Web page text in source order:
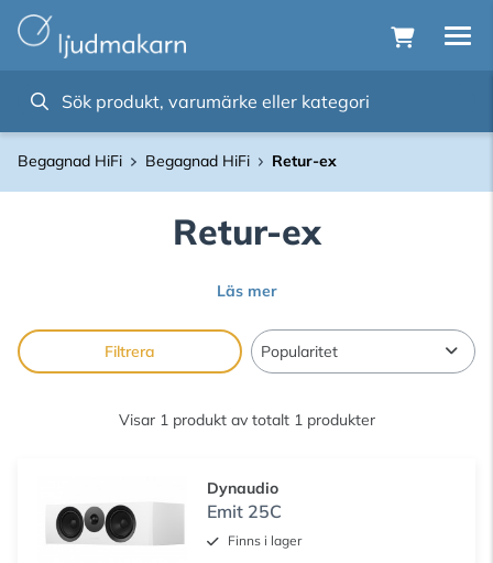
Begagnad HiFi Begagnad HiFi Retur-ex
Retur-ex
Läs mer
Filtrera
Visar 1 produkt av totalt 1 produkter
Dynaudio
Emit 25C
Finns i lager